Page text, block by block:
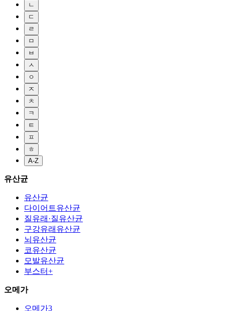
ㄴ
ㄷ
ㄹ
ㅁ
ㅂ
ㅅ
ㅇ
ㅈ
ㅊ
ㅋ
ㅌ
ㅍ
ㅎ
A-Z
유산균
유산균
다이어트유산균
질유래·질유산균
구강유래유산균
뇌유산균
코유산균
모발유산균
부스터+
오메가
오메가3